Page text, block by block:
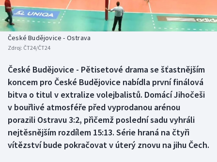
Baseball a softbal
Biatlon
Boby a skeleton
Box
Curling
Dostihy
Soutěže
Aplikace ČT sport
AZ kvíz
České Budějovice - Ostrava
Zdroj: ČT24/ČT24
České Budějovice - Pětisetové drama se šťastnějším
koncem pro České Budějovice nabídla první finálová
bitva o titul v extralize volejbalistů. Domácí Jihočeši
v bouřlivé atmosféře před vyprodanou arénou
porazili Ostravu 3:2, přičemž poslední sadu vyhráli
nejtěsnějším rozdílem 15:13. Série hraná na čtyři
vítězství bude pokračovat v úterý znovu na jihu Čech.